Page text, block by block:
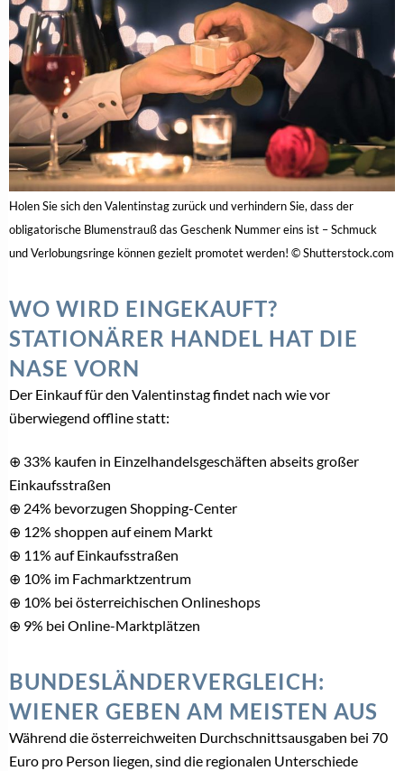
Holen Sie sich den Valentinstag zurück und verhindern Sie, dass der
obligatorische Blumenstrauß das Geschenk Nummer eins ist – Schmuck
und Verlobungsringe können gezielt promotet werden! © Shutterstock.com
WO WIRD EINGEKAUFT?
STATIONÄRER HANDEL HAT DIE
NASE VORN
Der Einkauf für den Valentinstag findet nach wie vor
überwiegend offline statt:
⊕ 33% kaufen in Einzelhandelsgeschäften abseits großer
Einkaufsstraßen
⊕ 24% bevorzugen Shopping-Center
⊕ 12% shoppen auf einem Markt
⊕ 11% auf Einkaufsstraßen
⊕ 10% im Fachmarktzentrum
⊕ 10% bei österreichischen Onlineshops
⊕ 9% bei Online-Marktplätzen
BUNDESLÄNDERVERGLEICH:
WIENER GEBEN AM MEISTEN AUS
Während die österreichweiten Durchschnittsausgaben bei 70
Euro pro Person liegen, sind die regionalen Unterschiede